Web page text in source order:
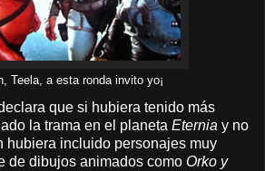
Teela, a esta ronda invito yo¡
que si hubiera tenido más
la trama en el planeta Eternia y no
hubiera incluido personajes muy
de dibujos animados como Orko y